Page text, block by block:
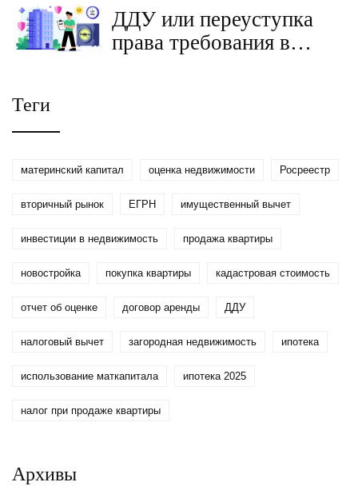
ДДУ или переуступка
права требования в
Теги
материнский капитал оценка недвижимости Росреестр
вторичный рынок ЕГРН имущественный вычет
инвестиции в недвижимость продажа квартиры
новостройка покупка квартиры кадастровая стоимость
отчет об оценке договор аренды ДДУ
налоговый вычет загородная недвижимость ипотека
использование маткапитала ипотека 2025
налог при продаже квартиры
Архивы